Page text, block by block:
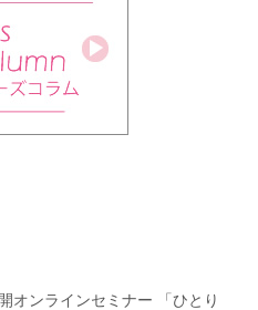
オンラインセミナー 「ひとり